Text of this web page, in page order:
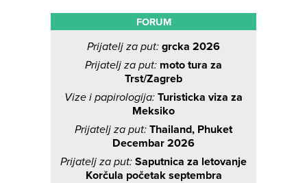
FORUM
Prijatelj za put: grcka 2026
Prijatelj za put: moto tura za
Trst/Zagreb
Vize i papirologija: Turisticka viza za
Meksiko
Prijatelj za put: Thailand, Phuket
Decembar 2026
Prijatelj za put: Saputnica za letovanje
Korčula početak septembra